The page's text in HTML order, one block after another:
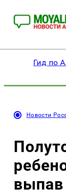
Гид по
Новости
выпав